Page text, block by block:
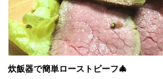
炊飯器で簡単ローストビーフ🎄